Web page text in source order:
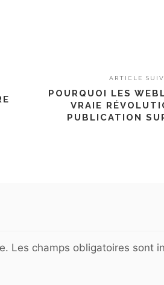
ARTICLE
POURQUOI LES
VRAIE
PUBLICATION
Les champs obligatoires sont